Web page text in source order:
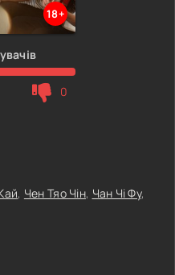
18+
0
, Чен Тяо Чін, Чан Чі Фу,